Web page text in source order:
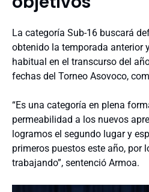
La categoría Sub-16 buscará
obtenido la temporada anterior
habitual en el transcurso del
fechas del Torneo Asovoco,
“Es una categoría en plena
permeabilidad a los nuevos
logramos el segundo lugar y
primeros puestos este año, por
trabajando”, sentenció Armoa.